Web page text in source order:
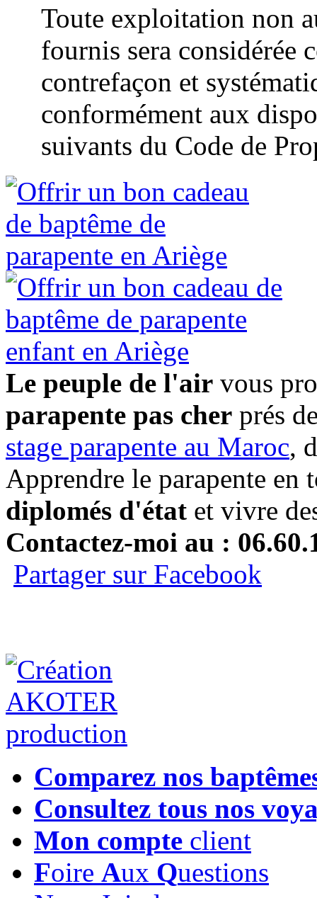
Toute exploitation non
fournis sera considérée
contrefaçon et
conformément aux
suivants du Code de
Le peuple de l'air vous
parapente pas cher prés
stage parapente au Maroc,
Apprendre le parapente en
diplomés d'état et vivre
Contactez-moi au :
Partager sur Facebook
Comparez nos
Consultez tous nos
Mon compte client
Foire Aux Questions